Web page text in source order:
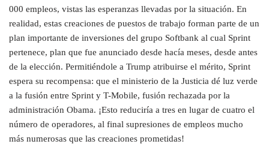
000 empleos, vistas las esperanzas llevadas por la situación. En
realidad, estas creaciones de puestos de trabajo forman parte de un
plan importante de inversiones del grupo Softbank al cual Sprint
pertenece, plan que fue anunciado desde hacía meses, desde antes
de la elección. Permitiéndole a Trump atribuirse el mérito, Sprint
espera su recompensa: que el ministerio de la Justicia dé luz verde
a la fusión entre Sprint y T-Mobile, fusión rechazada por la
administración Obama. ¡Esto reduciría a tres en lugar de cuatro el
número de operadores, al final supresiones de empleos mucho
más numerosas que las creaciones prometidas!